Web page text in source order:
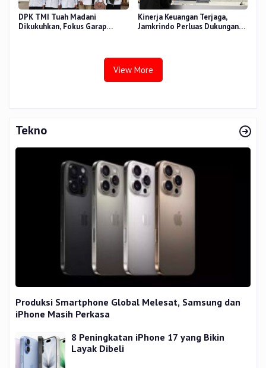
DPK TMI Tuah Madani
Dikukuhkan, Fokus Garap
Kinerja Keuangan Terjaga,
Jamkrindo Perluas Dukungan
View More
Tekno
Produksi Smartphone Global Melesat, Samsung dan
iPhone Masih Perkasa
8 Peningkatan iPhone 17 yang Bikin
Layak Dibeli